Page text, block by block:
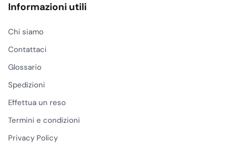
Informazioni utili
Chi siamo
Contattaci
Glossario
Spedizioni
Effettua un reso
Termini e condizioni
Privacy Policy